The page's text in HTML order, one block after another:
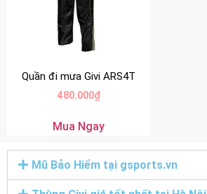
Quần đi mưa Givi ARS4T
480.000₫
Mua Ngay
Mũ Bảo Hiểm tại gsports.vn